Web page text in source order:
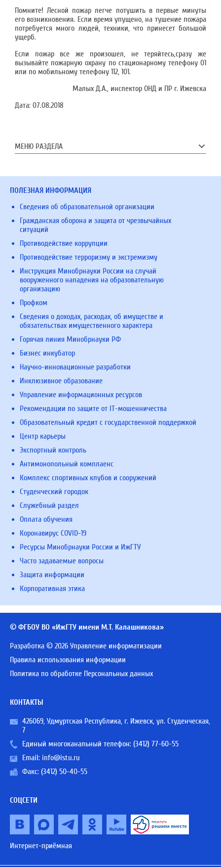
Помните! Лесной пожар легче потушить в первые минуты
его возникновения. Если время упущено, на тушение пожара
потребуется много людей, техники, что принесет большой
ущерб.
Если пожар все же произошел, не теряйтесь,сразу же
вызывайте пожарную охрану по стационарному телефону 01
или по мобильному телефону 112, 101.
Малых Д.А., инспектор ОНД и ПР г. Ижевска
Дата: 07.08.2018
МЕНЮ РАЗДЕЛА
ПОЛЕЗНАЯ ИНФОРМАЦИЯ
Сведения об образовательной организации
Гражданская оборона и защита от чрезвычайных
ситуаций
Противодействие коррупции
Противодействие терроризму и экстремизму
Инструкция Минобрнауки России на случай
вооруженного нападения на образовательную
организацию
Профком
Сведения о доходах, расходах, об имуществе и
обязательствах имущественного характера
Горячая линия Минобрнауки РФ
Бизнес инкубатор
Научно-инновационные разработки
Инклюзивное образование
Управление информационных ресурсов
Рекомендации по защите от IT-мошенничества
Образовательный кредит с государственной поддержкой
Центр карьеры
Экспортный контроль
Антимонопольный комплаенс
Комплекс спортивных клубов и сооружений
Студенческий городок
Служебный раздел
Оплата обучения
Коронавирус COVID-19
Ресурсы Минобрнауки России и ИжГТУ
Часто задаваемые вопросы
Защита информации
Корпоративная этика
© ФГБОУ ВО «ИжГТУ имени М.Т. Калашникова»
Разработка © 2026 Управление информатизации
Правила использования информации
Политика по обработке Персональных данных
КОНТАКТЫ
426069, Удмуртская Республика, г. Ижевск, ул. Студенческая,
7
Единый многоканальный телефон: (3412) 77-60-55
Email: info@istu.ru
Факс: (3412) 50-40-55
СОЦСЕТИ
Интернет-приёмная